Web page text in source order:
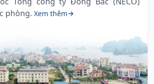
phòng. Xem thêm